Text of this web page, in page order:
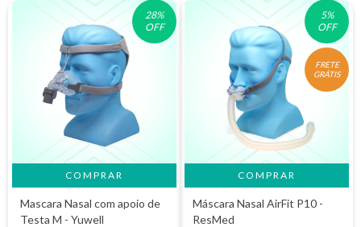
28%
OFF
COMPRAR
Mascara Nasal com apoio de
Testa M - Yuwell
5%
OFF
FRETE
GRÁTIS
Máscara Nasal AirFit P10 -
ResMed